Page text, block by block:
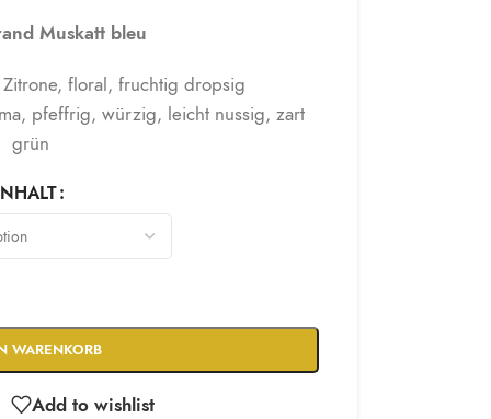
Muskatt bleu
floral, fruchtig dropsig
pfeffrig, würzig, leicht nussig, zart
grün
WARENKORB
Add to wishlist